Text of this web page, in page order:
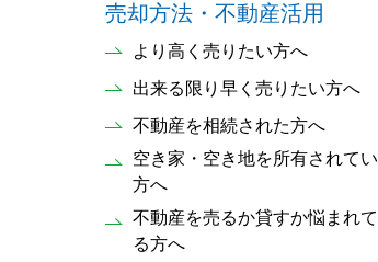
売却方法・不動産活用
より高く売りたい方へ
出来る限り早く売りたい方へ
不動産を相続された方へ
空き家・空き地を所有されて
方へ
不動産を売るか貸すか悩まれ
る方へ